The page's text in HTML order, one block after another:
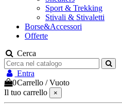
Sport & Trekking
Stivali & Stivaletti
Borse&Accessori
Offerte
Cerca
Entra
0Carrello /Vuoto
Il tuo carrello
×